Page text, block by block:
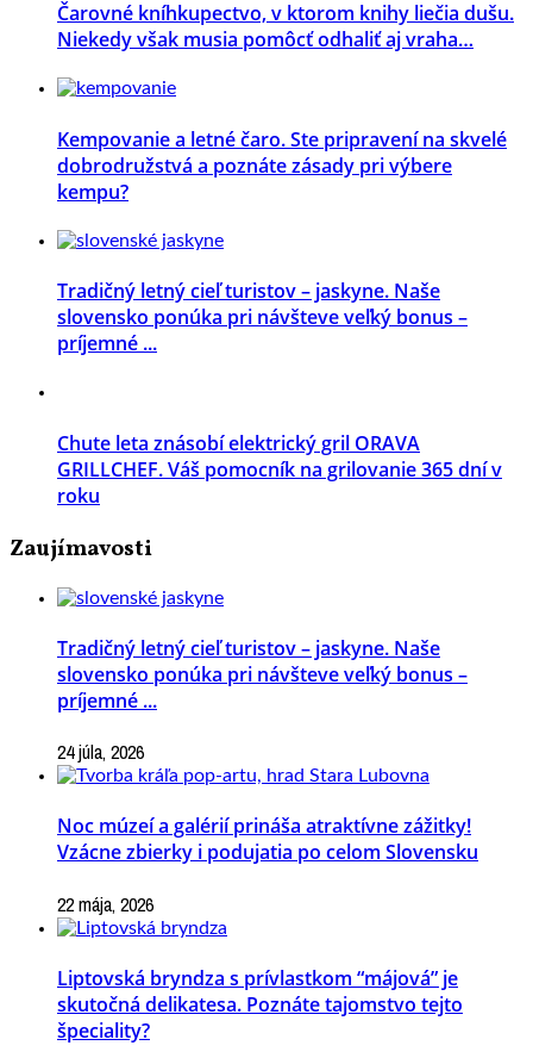
Čarovné kníhkupectvo, v ktorom knihy liečia dušu.
Niekedy však musia pomôcť odhaliť aj vraha…
Kempovanie a letné čaro. Ste pripravení na skvelé
dobrodružstvá a poznáte zásady pri výbere
kempu?
Tradičný letný cieľ turistov – jaskyne. Naše
slovensko ponúka pri návšteve veľký bonus –
príjemné ...
Chute leta znásobí elektrický gril ORAVA
GRILLCHEF. Váš pomocník na grilovanie 365 dní v
roku
Zaujímavosti
Tradičný letný cieľ turistov – jaskyne. Naše
slovensko ponúka pri návšteve veľký bonus –
príjemné ...
24 júla, 2026
Noc múzeí a galérií prináša atraktívne zážitky!
Vzácne zbierky i podujatia po celom Slovensku
22 mája, 2026
Liptovská bryndza s prívlastkom “májová” je
skutočná delikatesa. Poznáte tajomstvo tejto
špeciality?